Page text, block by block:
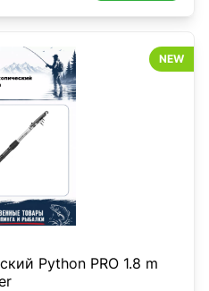
Python PRO 1.8 m
NEW